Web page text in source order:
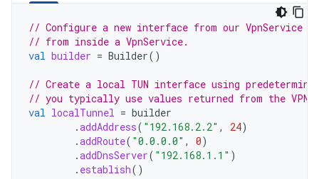
// Configure a new interface from our VpnService
// from inside a VpnService.
val builder = Builder()
// Create a local TUN interface using
// you typically use values returned from the VPN
val localTunnel = builder
.addAddress( "192.168.2.2" , 24)
.addRoute( "0.0.0.0" , 0)
.addDnsServer( "192.168.1.1" )
. establish()